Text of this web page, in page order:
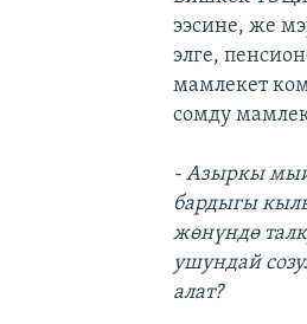
ээсине, же
элге,
мамлекет
сомду
- Азыркы
бардыгы
жөнүндө
ушундай
алат?